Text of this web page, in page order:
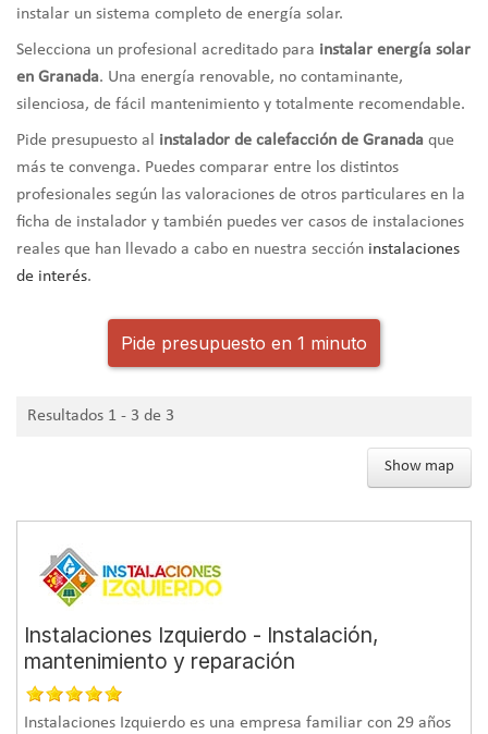
instalar un sistema completo de energía solar.
Selecciona un profesional acreditado para instalar energía solar
en Granada. Una energía renovable, no contaminante,
silenciosa, de fácil mantenimiento y totalmente recomendable.
Pide presupuesto al instalador de calefacción de Granada que
más te convenga. Puedes comparar entre los distintos
profesionales según las valoraciones de otros particulares en la
ficha de instalador y también puedes ver casos de instalaciones
reales que han llevado a cabo en nuestra sección instalaciones
de interés.
Pide presupuesto en 1 minuto
Resultados 1 - 3 de 3
Show map
Instalaciones Izquierdo - Instalación,
mantenimiento y reparación
Instalaciones Izquierdo es una empresa familiar con 29 años